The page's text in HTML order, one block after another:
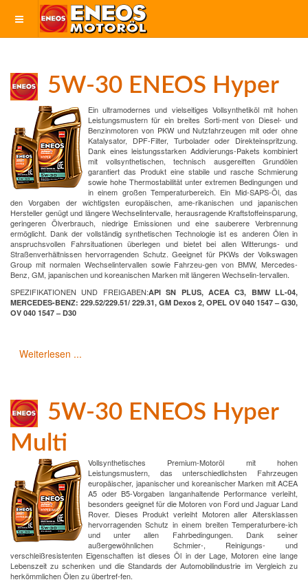
5W-30 ENEOS Hyper
Ein ultramodernes und vielseitiges Vollsynthetiköl mit hohen
Leistungsmustern für ein breites Sorti-ment von Diesel- und
Benzinmotoren von PKW und Nutzfahrzeugen mit oder ohne
Katalysator, DPF-Filter, Turbolader oder Direkteinspritzung.
Dank eines leistungsstarken Addivierungs-Pakets kombiniert
mit vollsynthetischen, technisch ausgereiften Grundölen
garantiert das Produkt eine stabile und rasche Schmierung
sowie hohe Thermostabilität unter extremen Bedingungen und
in einem großen Temperaturbereich. Ein Mid-SAPS-Öl, das
den Vorgaben der wichtigsten europäischen, ame-rikanischen und japanischen
Hersteller genügt und längere Wechselintervalle, herausragende Kraftstoffeinsparung,
geringeren Ölverbrauch, niedrige Emissionen und eine sauberere Verbrennung
ermöglicht. Dank der vollständig synthetischen Technologie ist es anderen Ölen in
anspruchsvollen Fahrsituationen überlegen und bietet bei allen Witterungs- und
Straßenverhältnissen hervorragenden Schutz. Geeignet für PKWs der Volkswagen
Group mit normalen Wechselintervallen sowie Fahrzeu-gen von BMW, Mercedes-
Benz, GM, japanischen und koreanischen Marken mit längeren Wechselin-tervallen.
SPEZIFIKATIONEN UND FREIGABEN:API SN PLUS, ACEA C3, BMW LL-04,
MERCEDES-BENZ: 229.52/229.51/ 229.31, GM Dexos 2, OPEL OV 040 1547 – G30,
OV 040 1547 – D30
Weiterlesen ...
5W-30 ENEOS Hyper
Multi
Vollsynthetisches Premium-Motoröl mit hohen
Leistungsmustern, das unterschiedlichsten Fahrzeugen
europäischer, japanischer und koreanischer Marken mit ACEA
A5 oder B5-Vorgaben langanhaltende Performance verleiht,
besonders geeignet für die Motoren von Ford und Jaguar Land
Rover. Dieses Produkt verleiht Motoren aller Altersklassen
hervorragenden Schutz in einem breiten Temperaturbere-ich
und unter allen Fahrbedingungen. Dank seiner
außergewöhnlichen Schmier-, Reinigungs- und
verschleißresistenten Eigenschaften ist dieses Öl in der Lage, Motoren eine lange
Lebenszeit zu schenken und die Standards der Automobilindustrie im Vergleich zu
herkömmlichen Ölen zu übertref-fen.